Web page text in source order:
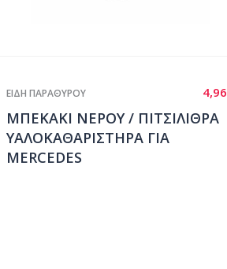
4,96
ΕΙΔΗ ΠΑΡΑΘΥΡΟΥ
ΜΠΕΚΑΚΙ ΝΕΡΟΥ / ΠΙΤΣΙΛΙΘΡΑ
ΥΑΛΟΚΑΘΑΡΙΣΤΗΡΑ ΓΙΑ
MERCEDES